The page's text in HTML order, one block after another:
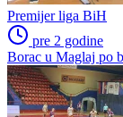
Premijer liga BiH
pre 2 godine
Borac u Maglaj po